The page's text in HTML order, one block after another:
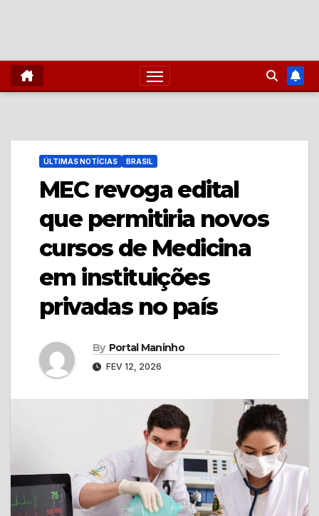
ÚLTIMAS NOTÍCIAS BRASIL
MEC revoga edital
que permitiria novos
cursos de Medicina
em instituições
privadas no país
By Portal Maninho
FEV 12, 2026